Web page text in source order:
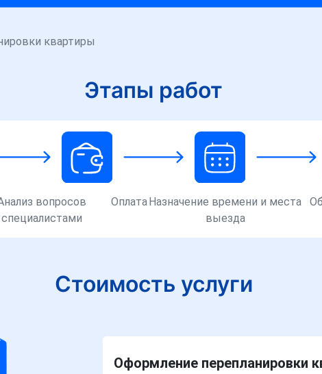
квартиры
Этапы работ
вопросов
специалистами
ОплатаНазначение времени и места
выезда
Стоимость услуги
Оформление перепланировки